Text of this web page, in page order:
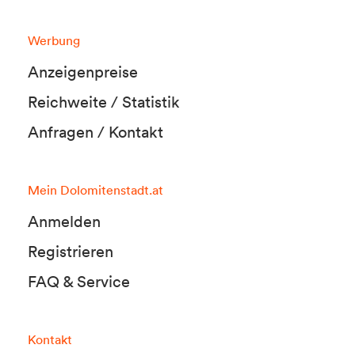
Werbung
Anzeigenpreise
Reichweite / Statistik
Anfragen / Kontakt
Mein Dolomitenstadt.at
Anmelden
Registrieren
FAQ & Service
Kontakt